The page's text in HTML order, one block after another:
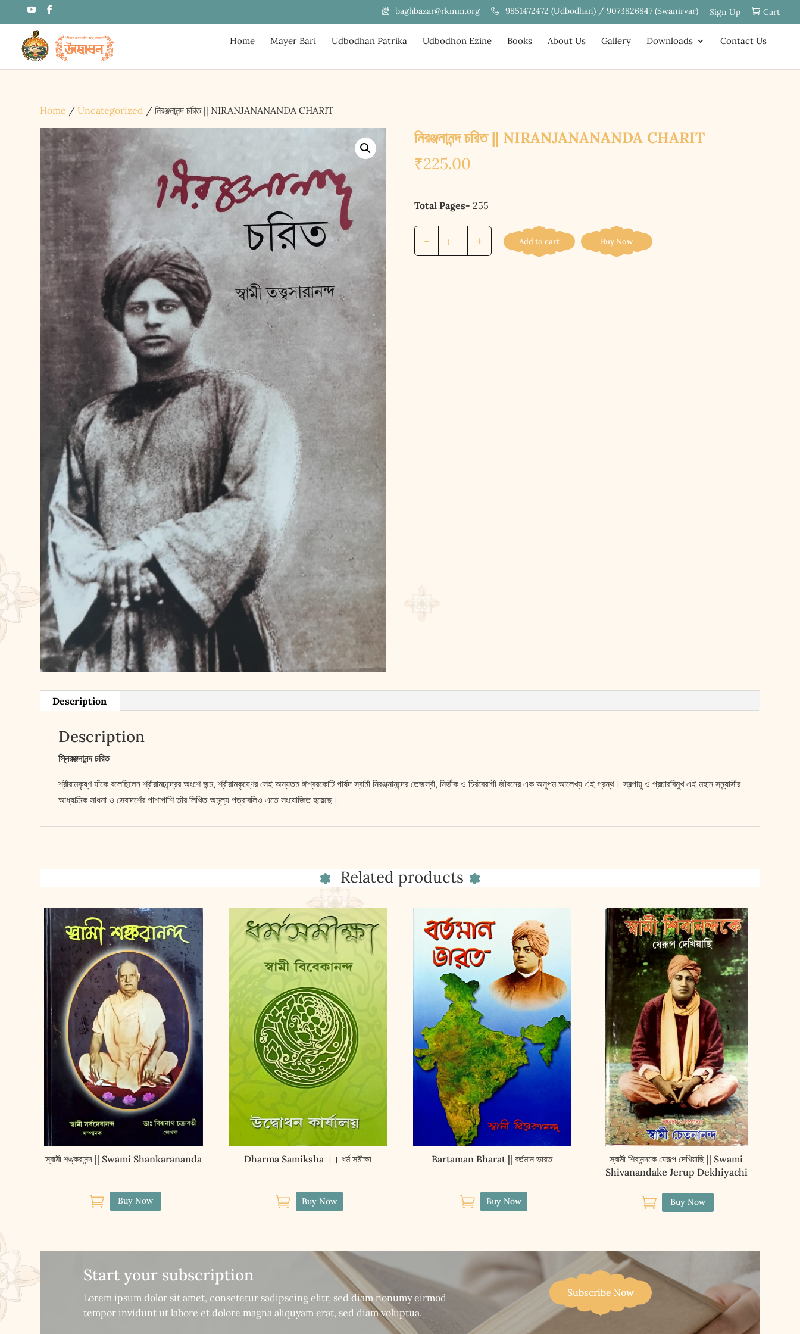
baghbazar@rkmm.org 9851472472 (Udbodhan) / 9073826847 (Swanirvar) Sign Up Cart
Home Mayer Bari Udbodhan Patrika Udbodhon Ezine Books About Us Gallery Downloads Contact Us
Home /Uncategorized / নিরঞ্জনানন্দ চরিত || NIRANJANANANDA CHARIT
নিরঞ্জনানন্দ চরিত || NIRANJANANANDA CHARIT
₹225.00
Total Pages-255
- + Add to cart Buy Now
Description
Description
স্নিরঞ্জনানন্দ চরিত
শ্রীরামকৃষ্ণ যাঁকে বলেছিলেন শ্রীরামচন্দ্রের অংশে জন্ম, শ্রীরামকৃষ্ণের সেই অন্যতম ঈশ্বরকোটি পার্ষদ স্বামী নিরঞ্জনানন্দের তেজস্বী, নির্ভীক ও চিরবৈরাগী জীবনের এক অনুপম আলেখ্য এই গ্রন্থ। স্বল্পায়ু ও প্রচারবিমুখ এই মহান সন্ন্যাসীর
আধ্যাত্মিক সাধনা ও সেবাদর্শের পাশাপাশি তাঁর লিখিত অমূল্য পত্রাবলিও এতে সংযোজিত হয়েছে।
Related products
স্বামী শঙ্করানন্দ || Swami Shankarananda
 Buy Now
Dharma Samiksha ।। ধৰ্ম সমীক্ষা
 Buy Now
Bartaman Bharat || বর্তমান ভারত
 Buy Now
স্বামী শিবানন্দকে যেরূপ দেখিয়াছি || Swami
Shivanandake Jerup Dekhiyachi
 Buy Now
Start your subscription
Lorem ipsum dolor sit amet, consetetur sadipscing elitr, sed diam nonumy eirmod
tempor invidunt ut labore et dolore magna aliquyam erat, sed diam voluptua.
Subscribe Now